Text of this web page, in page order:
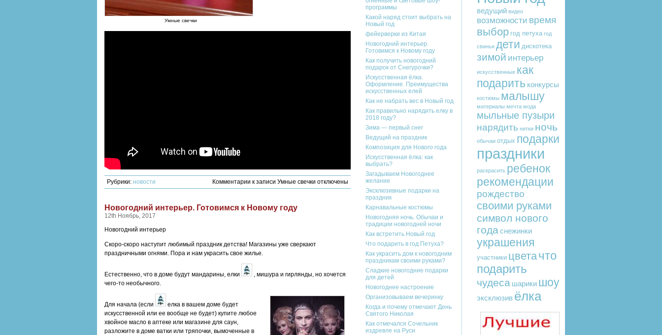
Умные свечки
Рубрики: новости Комментарии к записи Умные свечки отключены
Новогодний интерьер. Готовимся к Новому году
12th Ноябрь, 2017
Новогодний интерьер
Скоро-скоро наступит любимый праздник детства! Магазины уже сверкают
праздничными огнями. Пора и нам украсить свое жилье.
Естественно, что в доме будут мандарины, елки
, мишура и гирлянды, но хочется
чего-то необычного.
Для начала (если
елка в вашем доме будет
искусственной или ее вообще не будет) купите любое
хвойное масло в аптеке или магазине для саун,
разложите в доме ватки или тряпочки, вымоченные в
программы
Какой наряд стоит выбрать на
Новый год
фейерверки из Китая
Новогодний интерьер.
Готовимся к Новому году
Как получить новогодний
подарок от Снегурочки?
Искусственная ёлка.
Оформление. Преимущества
искусственных елей
Как не набрать вес в Новый год
Как правильно нарядить елку в
2018 году?
Зима — первый снег
Ведущий на праздник
Композиция для Нового года
Искусственная ёлка: как
выбрать?
Загадываем Новогоднее
желание
Эксклюзивные подарки на
праздник
Карнавальные костюмы
Новогодняя ночь. Обычаи и
традиции новогодней ночи
Как встретить Новый год
Что подарить в год Петуха?
Как украсить дом к новогодним
праздникам своими руками?
Сладкие новогодние подарки
для детей
Новогоднее настроение
Организовываем вечеринку
Когда и почему отмечают День
Святого Николая
Как отмечался Сочельник
издревле на Руси
ведущий видео
возможности время
выбор год петуха год
свиньи дети дискотека
зимой интерьер
искусственные как
подарить конкурсы
костюмы малышу
материалы мечта мода
мыльные пузыри
нарядить нитки ночь
обычаи отдых подарки
праздники
раскрасить ребенок
рекомендации
рождество
своими руками
символ нового
годаснежинки
украшения
участники цветачто
подарить
чудеса шарики шоу
эксклюзив ёлка